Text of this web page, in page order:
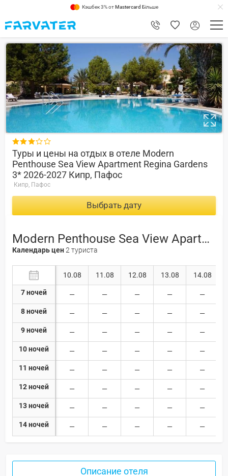
Кэшбек 3% отMastercard Більше
7.2

Туры и цены на отдых в отеле Modern
Penthouse Sea View Apartment Regina Gardens
3* 2026-2027 Кипр, Пафос
Кипр, Пафос
Выбрать дату
Modern Penthouse Sea View Apartment Regina Gardens 3*
Календарь цен2 туриста
7 ночей
8 ночей
9 ночей
10 ночей
11 ночей
12 ночей
13 ночей
14 ночей
10.08 11.08 12.08 13.08 14.08
Описание отеля